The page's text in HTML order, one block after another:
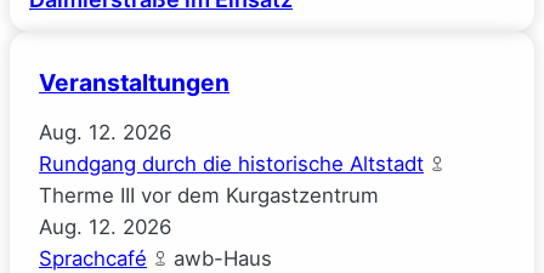
Veranstaltungen
Aug. 12. 2026
Rundgang durch die historische Altstadt
Therme III vor dem Kurgastzentrum
Aug. 12. 2026
Sprachcafé
awb-Haus